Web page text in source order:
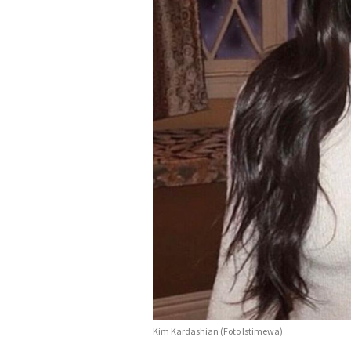
Kim Kardashian (Foto Istimewa)